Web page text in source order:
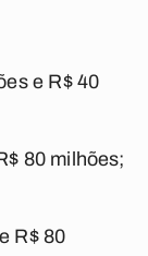
e R$ 40
80 milhões;
R$ 80